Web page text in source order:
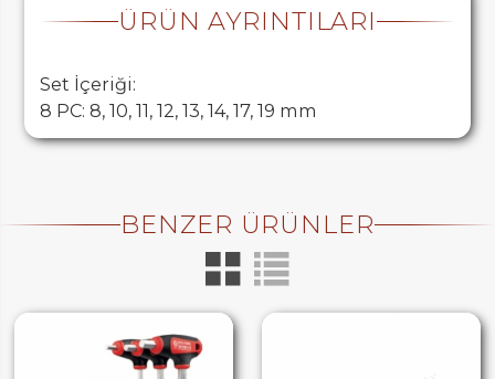
ÜRÜN AYRINTILARI
Set İçeriği:
8 PC: 8, 10, 11, 12, 13, 14, 17, 19 mm
BENZER ÜRÜNLER